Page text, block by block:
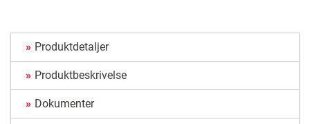
Produktdetaljer
Produktbeskrivelse
Dokumenter